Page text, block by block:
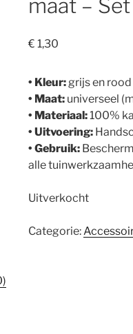
maat –
€ 1,30
• Kleur: grijs en rood
• Maat: universeel
• Materiaal: 100%
• Uitvoering:
• Gebruik:
alle
Uitverkocht
Categorie: